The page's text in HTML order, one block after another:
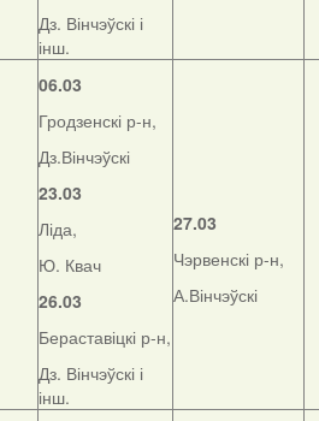
Дз. Вінчэўскі і
інш.
06.03
Гродзенскі р-н,
Дз.Вінчэўскі
23.03
Ліда,
Ю. Квач
26.03
Бераставіцкі р-н,
Дз. Вінчэўскі і
інш.
27.03
Чэрвенскі р-н,
А.Вінчэўскі